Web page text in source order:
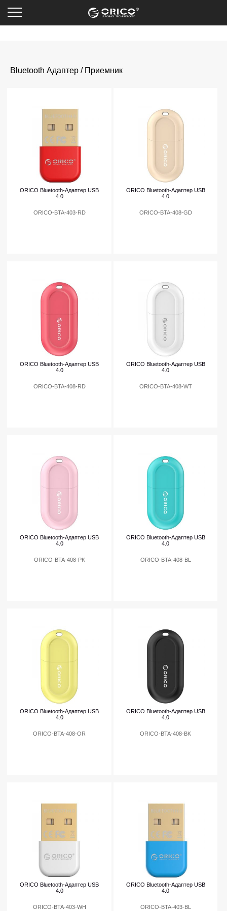
Bluetooth Адаптер / Приемник
ORICO Bluetooth-Адаптер USB
4.0
ORICO-BTA-403-RD
ORICO Bluetooth-Адаптер USB
4.0
ORICO-BTA-408-GD
ORICO Bluetooth-Адаптер USB
4.0
ORICO-BTA-408-RD
ORICO Bluetooth-Адаптер USB
4.0
ORICO-BTA-408-WT
ORICO Bluetooth-Адаптер USB
4.0
ORICO-BTA-408-PK
ORICO Bluetooth-Адаптер USB
4.0
ORICO-BTA-408-BL
ORICO Bluetooth-Адаптер USB
4.0
ORICO-BTA-408-OR
ORICO Bluetooth-Адаптер USB
4.0
ORICO-BTA-408-BK
ORICO Bluetooth-Адаптер USB
4.0
ORICO-BTA-403-WH
ORICO Bluetooth-Адаптер USB
4.0
ORICO-BTA-403-BL